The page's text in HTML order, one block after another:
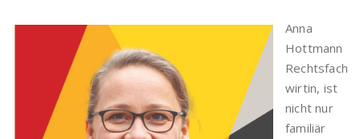
Anna
Hottmann
Rechtsfach
wirtin, ist
nicht nur
familiär